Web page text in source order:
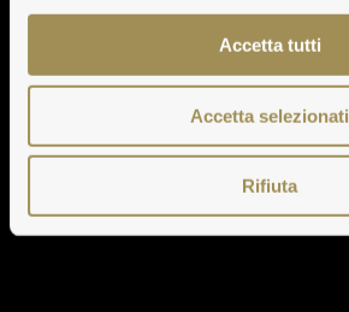
Accetta tutti
Accetta selezionati
Rifiuta